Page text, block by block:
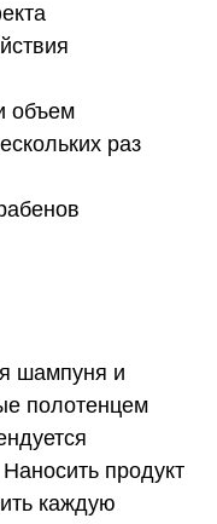
объем
раз
шампуня и
полотенцем
продукт
каждую